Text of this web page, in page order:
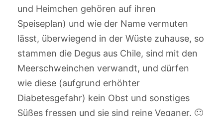
und Heimchen gehören auf ihren
Speiseplan) und wie der Name vermuten
lässt, überwiegend in der Wüste zuhause, so
stammen die Degus aus Chile, sind mit den
Meerschweinchen verwandt, und dürfen
wie diese (aufgrund erhöhter
Diabetesgefahr) kein Obst und sonstiges
Süßes fressen und sie sind reine Veganer. 🙂